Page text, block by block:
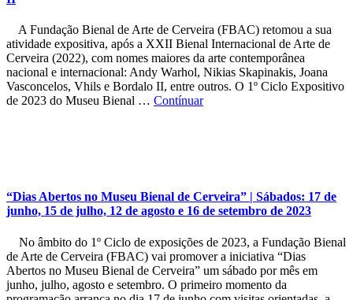
A Fundação Bienal de Arte de Cerveira (FBAC) retomou a sua
atividade expositiva, após a XXII Bienal Internacional de Arte de
Cerveira (2022), com nomes maiores da arte contemporânea
nacional e internacional: Andy Warhol, Nikias Skapinakis, Joana
Vasconcelos, Vhils e Bordalo II, entre outros. O 1º Ciclo Expositivo
de 2023 do Museu Bienal … Contínuar
“Dias Abertos no Museu Bienal de Cerveira” | Sábados: 17 de
junho, 15 de julho, 12 de agosto e 16 de setembro de 2023
No âmbito do 1º Ciclo de exposições de 2023, a Fundação Bienal
de Arte de Cerveira (FBAC) vai promover a iniciativa “Dias
Abertos no Museu Bienal de Cerveira” um sábado por mês em
junho, julho, agosto e setembro. O primeiro momento da